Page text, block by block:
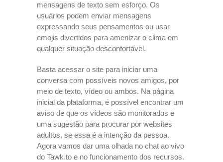
mensagens de texto sem esforço. Os
usuários podem enviar mensagens
expressando seus pensamentos ou usar
emojis divertidos para amenizar o clima em
qualquer situação desconfortável.
Basta acessar o site para iniciar uma
conversa com possíveis novos amigos, por
meio de texto, vídeo ou ambos. Na página
inicial da plataforma, é possível encontrar um
aviso de que os vídeos são monitorados e
uma sugestão para procurar por websites
adultos, se essa é a intenção da pessoa.
Agora vamos dar uma olhada no chat ao vivo
do Tawk.to e no funcionamento dos recursos.